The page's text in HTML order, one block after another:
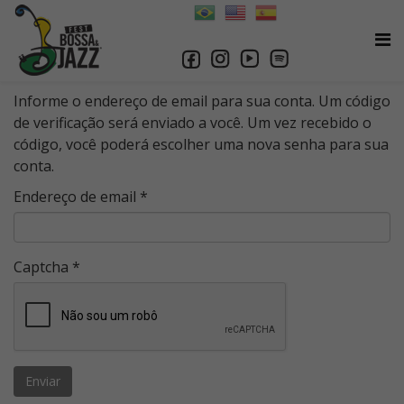
Informe o endereço de email para sua conta. Um código
de verificação será enviado a você. Um vez recebido o
código, você poderá escolher uma nova senha para sua
conta.
Endereço de email *
Captcha *
Enviar